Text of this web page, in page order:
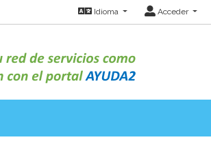
Idioma Acceder